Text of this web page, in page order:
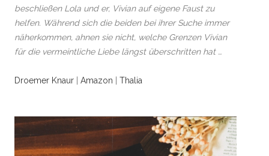
beschließen Lola und er, Vivian auf eigene Faust zu
helfen. Während sich die beiden bei ihrer Suche immer
näherkommen, ahnen sie nicht, welche Grenzen Vivian
für die vermeintliche Liebe längst überschritten hat …
Droemer Knaur Amazon Thalia